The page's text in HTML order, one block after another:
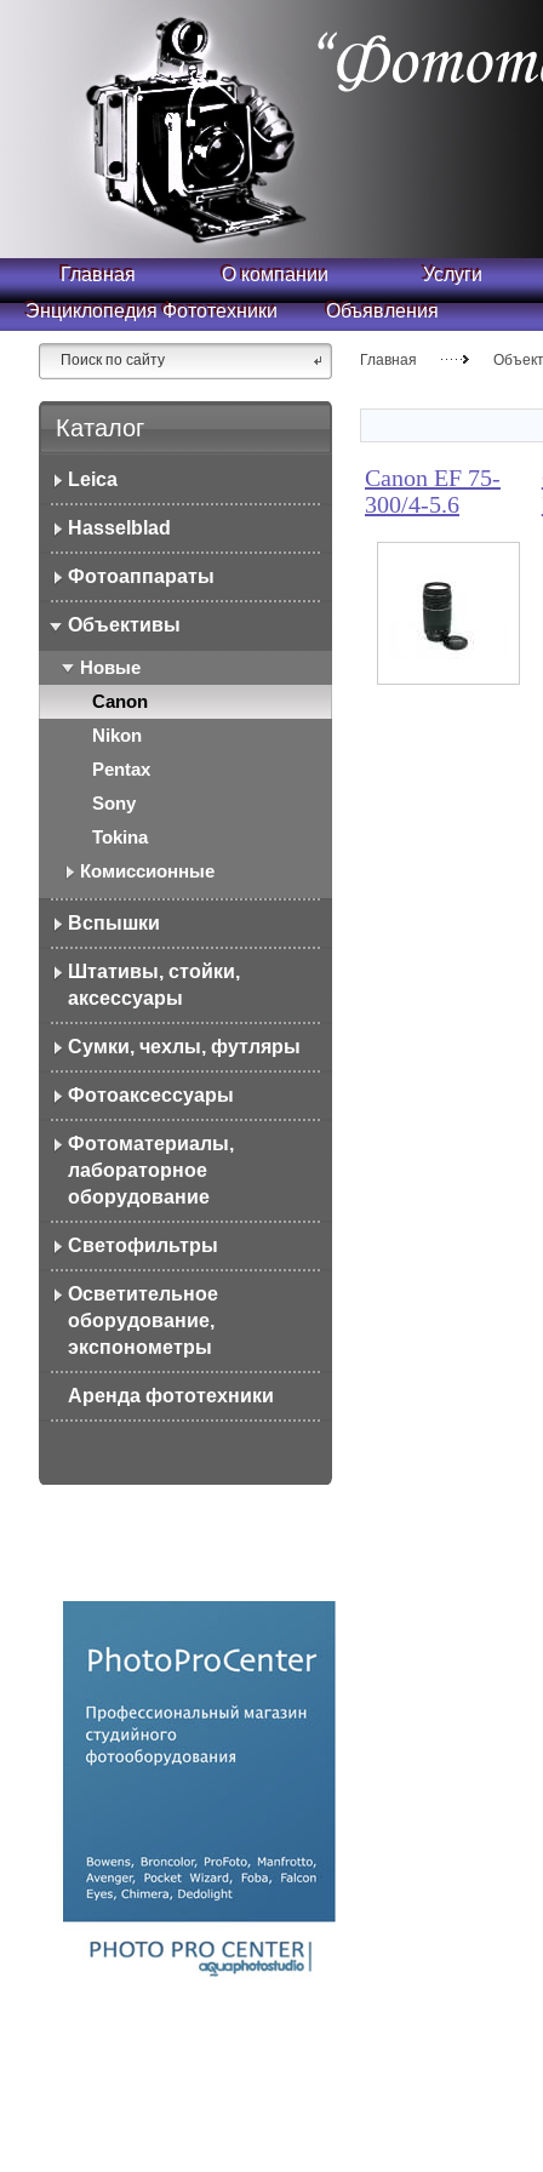
Главная О компании
Услуги
Энциклопедия Фототехники
Объявления
Каталог
Leica
Hasselblad
Фотоаппараты
Объективы
Новые
Canon
Nikon
Pentax
Sony
Tokina
Комиссионные
Вспышки
Штативы, стойки,
аксессуары
Сумки, чехлы, футляры
Фотоаксессуары
Фотоматериалы,
лабораторное
оборудование
Светофильтры
Осветительное
оборудование,
экспонометры
Аренда фототехники
Главная
Canon EF 75-
300/4-5.6